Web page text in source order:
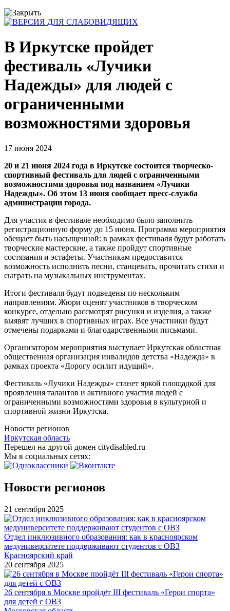
В Иркутске пройдет
фестиваль «Лучики
Надежды» для людей с
ограниченными
возможностями здоровья
17 июня 2024
20 и 21 июня 2024 года в Иркутске состоится творческо-
спортивный фестиваль для людей с ограниченными
возможностями здоровья под названием «Лучики
Надежды». Об этом 13 июня сообщает пресс-служба
администрации города.
Для участия в фестивале необходимо было заполнить
регистрационную форму до 15 июня. Программа мероприятия
обещает быть насыщенной: в рамках фестиваля будут работать
творческие мастерские, а также пройдут спортивные
состязания и эстафеты. Участникам предоставится
возможность исполнить песни, станцевать, прочитать стихи и
сыграть на музыкальных инструментах.
Итоги фестиваля будут подведены по нескольким
направлениям. Жюри оценят участников в творческом
конкурсе, отдельно рассмотрят рисунки и изделия, а также
выявят лучших в спортивных играх. Все участники будут
отмечены подарками и благодарственными письмами.
Организатором мероприятия выступает Иркутская областная
общественная организация инвалидов детства «Надежда» в
рамках проекта «Дорогу осилит идущий».
Фестиваль «Лучики Надежды» станет яркой площадкой для
проявления талантов и активного участия людей с
ограниченными возможностями здоровья в культурной и
спортивной жизни Иркутска.
Новости регионов
Иркутская область
Перешел на другой домен citydisabled.ru
Мы в социальных сетях:
Новости регионов
21 сентября 2025
Отдел инклюзивного образования: как в красноярском
медуниверситете поддерживают студентов с ОВЗ
Красноярский край
20 сентября 2025
26 сентября в Москве пройдёт III фестиваль «Герои спорта»
для детей с ОВЗ